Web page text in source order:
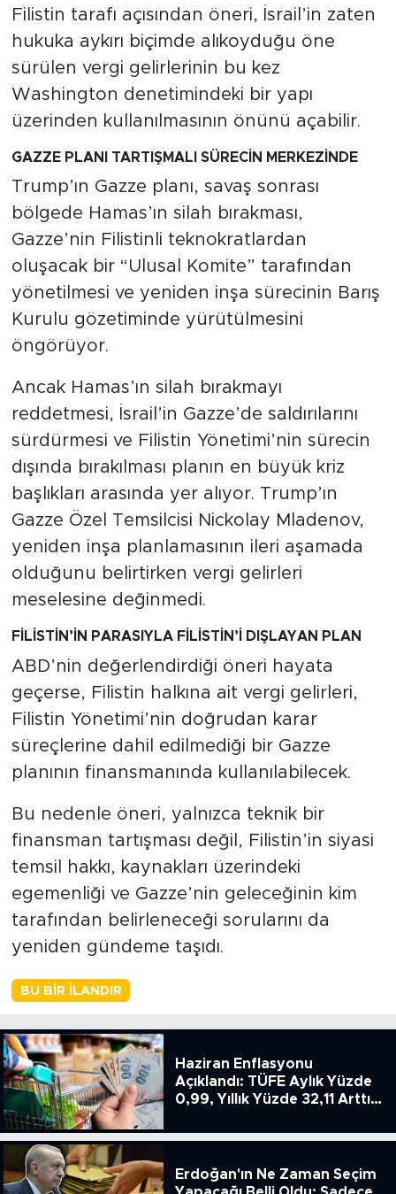
Filistin tarafı açısından öneri, İsrail’in zaten
hukuka aykırı biçimde alıkoyduğu öne
sürülen vergi gelirlerinin bu kez
Washington denetimindeki bir yapı
üzerinden kullanılmasının önünü açabilir.
GAZZE PLANI TARTIŞMALI SÜRECİN MERKEZİNDE
Trump’ın Gazze planı, savaş sonrası
bölgede Hamas’ın silah bırakması,
Gazze’nin Filistinli teknokratlardan
oluşacak bir “Ulusal Komite” tarafından
yönetilmesi ve yeniden inşa sürecinin Barış
Kurulu gözetiminde yürütülmesini
öngörüyor.
Ancak Hamas’ın silah bırakmayı
reddetmesi, İsrail’in Gazze’de saldırılarını
sürdürmesi ve Filistin Yönetimi’nin sürecin
dışında bırakılması planın en büyük kriz
başlıkları arasında yer alıyor. Trump’ın
Gazze Özel Temsilcisi Nickolay Mladenov,
yeniden inşa planlamasının ileri aşamada
olduğunu belirtirken vergi gelirleri
meselesine değinmedi.
FİLİSTİN’İN PARASIYLA FİLİSTİN’İ DIŞLAYAN PLAN
ABD’nin değerlendirdiği öneri hayata
geçerse, Filistin halkına ait vergi gelirleri,
Filistin Yönetimi’nin doğrudan karar
süreçlerine dahil edilmediği bir Gazze
planının finansmanında kullanılabilecek.
Bu nedenle öneri, yalnızca teknik bir
finansman tartışması değil, Filistin’in siyasi
temsil hakkı, kaynakları üzerindeki
egemenliği ve Gazze’nin geleceğinin kim
tarafından belirleneceği sorularını da
yeniden gündeme taşıdı.
BU BIR İLANDIR
Haziran Enflasyonu
Açıklandı: TÜFE Aylık Yüzde
0,99, Yıllık Yüzde 32,11 Arttı,
51.49
Erdoğan'ın Ne Zaman Seçim